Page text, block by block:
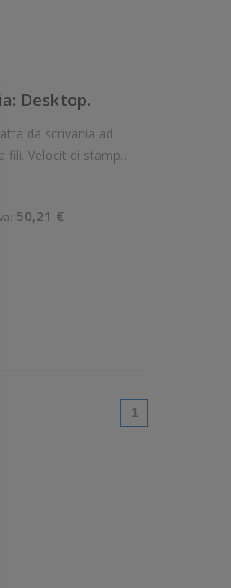
Desktop.
50,21 €
1